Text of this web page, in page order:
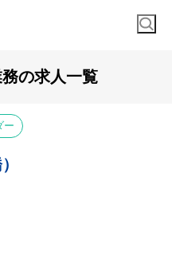
の求人一覧
ー